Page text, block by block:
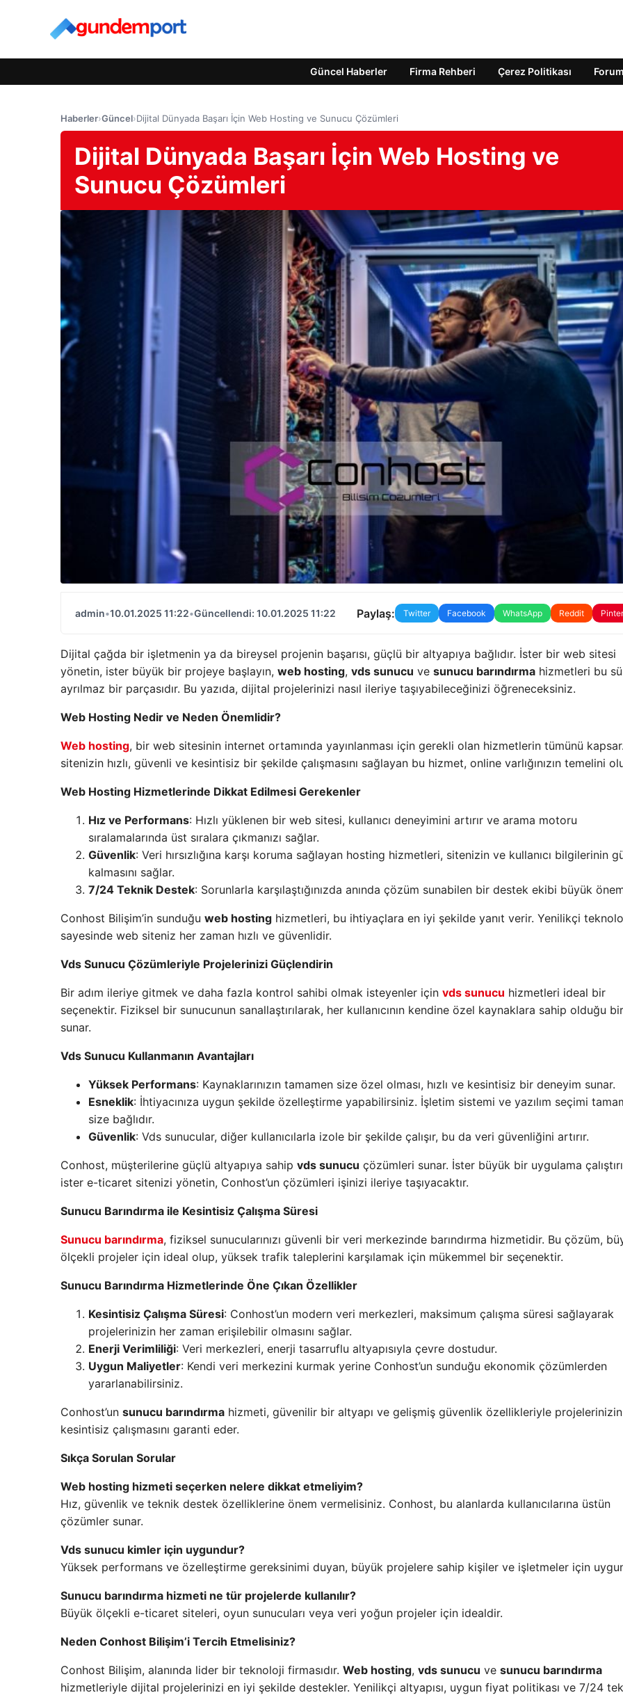
Güncel Haberler Firma Rehberi Çerez Politikası Forum
Haberler›Güncel›Dijital Dünyada Başarı İçin Web Hosting ve Sunucu Çözümleri
Dijital Dünyada Başarı İçin Web Hosting ve
Sunucu Çözümleri
admin•10.01.2025 11:22•Güncellendi: 10.01.2025 11:22 Paylaş: Twitter Facebook WhatsApp Reddit
Dijital çağda bir işletmenin ya da bireysel projenin başarısı, güçlü bir altyapıya bağlıdır. İster bir web sitesi
yönetin, ister büyük bir projeye başlayın, web hosting, vds sunucu ve sunucu barındırma hizmetleri bu
ayrılmaz bir parçasıdır. Bu yazıda, dijital projelerinizi nasıl ileriye taşıyabileceğinizi öğreneceksiniz.
Web Hosting Nedir ve Neden Önemlidir?
Web hosting, bir web sitesinin internet ortamında yayınlanması için gerekli olan hizmetlerin tümünü
sitenizin hızlı, güvenli ve kesintisiz bir şekilde çalışmasını sağlayan bu hizmet, online varlığınızın temelini
Web Hosting Hizmetlerinde Dikkat Edilmesi Gerekenler
Hız ve Performans: Hızlı yüklenen bir web sitesi, kullanıcı deneyimini artırır ve arama motoru
sıralamalarında üst sıralara çıkmanızı sağlar.
Güvenlik: Veri hırsızlığına karşı koruma sağlayan hosting hizmetleri, sitenizin ve kullanıcı bilgilerinin
kalmasını sağlar.
7/24 Teknik Destek: Sorunlarla karşılaştığınızda anında çözüm sunabilen bir destek ekibi büyük
Conhost Bilişim’in sunduğu web hosting hizmetleri, bu ihtiyaçlara en iyi şekilde yanıt verir. Yenilikçi
sayesinde web siteniz her zaman hızlı ve güvenlidir.
Vds Sunucu Çözümleriyle Projelerinizi Güçlendirin
Bir adım ileriye gitmek ve daha fazla kontrol sahibi olmak isteyenler için vds sunucu hizmetleri ideal bir
seçenektir. Fiziksel bir sunucunun sanallaştırılarak, her kullanıcının kendine özel kaynaklara sahip olduğu
sunar.
Vds Sunucu Kullanmanın Avantajları
Yüksek Performans: Kaynaklarınızın tamamen size özel olması, hızlı ve kesintisiz bir deneyim sunar.
Esneklik: İhtiyacınıza uygun şekilde özelleştirme yapabilirsiniz. İşletim sistemi ve yazılım seçimi
size bağlıdır.
Güvenlik: Vds sunucular, diğer kullanıcılarla izole bir şekilde çalışır, bu da veri güvenliğini artırır.
Conhost, müşterilerine güçlü altyapıya sahip vds sunucu çözümleri sunar. İster büyük bir uygulama
ister e-ticaret sitenizi yönetin, Conhost’un çözümleri işinizi ileriye taşıyacaktır.
Sunucu Barındırma ile Kesintisiz Çalışma Süresi
Sunucu barındırma, fiziksel sunucularınızı güvenli bir veri merkezinde barındırma hizmetidir. Bu çözüm,
ölçekli projeler için ideal olup, yüksek trafik taleplerini karşılamak için mükemmel bir seçenektir.
Sunucu Barındırma Hizmetlerinde Öne Çıkan Özellikler
Kesintisiz Çalışma Süresi: Conhost’un modern veri merkezleri, maksimum çalışma süresi sağlayarak
projelerinizin her zaman erişilebilir olmasını sağlar.
Enerji Verimliliği: Veri merkezleri, enerji tasarruflu altyapısıyla çevre dostudur.
Uygun Maliyetler: Kendi veri merkezini kurmak yerine Conhost’un sunduğu ekonomik çözümlerden
yararlanabilirsiniz.
Conhost’un sunucu barındırma hizmeti, güvenilir bir altyapı ve gelişmiş güvenlik özellikleriyle projelerinizin
kesintisiz çalışmasını garanti eder.
Sıkça Sorulan Sorular
Web hosting hizmeti seçerken nelere dikkat etmeliyim?
Hız, güvenlik ve teknik destek özelliklerine önem vermelisiniz. Conhost, bu alanlarda kullanıcılarına üstün
çözümler sunar.
Vds sunucu kimler için uygundur?
Yüksek performans ve özelleştirme gereksinimi duyan, büyük projelere sahip kişiler ve işletmeler için
Sunucu barındırma hizmeti ne tür projelerde kullanılır?
Büyük ölçekli e-ticaret siteleri, oyun sunucuları veya veri yoğun projeler için idealdir.
Neden Conhost Bilişim’i Tercih Etmelisiniz?
Conhost Bilişim, alanında lider bir teknoloji firmasıdır. Web hosting, vds sunucu ve sunucu barındırma
hizmetleriyle dijital projelerinizi en iyi şekilde destekler. Yenilikçi altyapısı, uygun fiyat politikası ve 7/24